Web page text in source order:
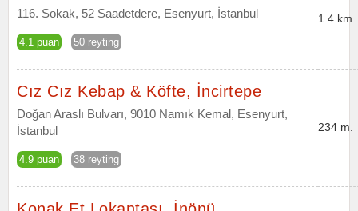
116. Sokak, 52 Saadetdere, Esenyurt, İstanbul
4.1 puan 50 reyting
1.4 km.
Cız Cız Kebap & Köfte, İncirtepe
Doğan Araslı Bulvarı, 9010 Namık Kemal, Esenyurt,
İstanbul
4.9 puan 38 reyting
234 m.